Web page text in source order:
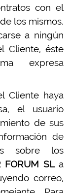
con el
los mismos.
a ningún
Cliente, éste
expresa
Cliente haya
el usuario
de sus
de
sobre los
FORUM SLa
correo,